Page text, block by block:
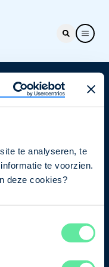
te analyseren, te
te voorzien.
deze cookies?